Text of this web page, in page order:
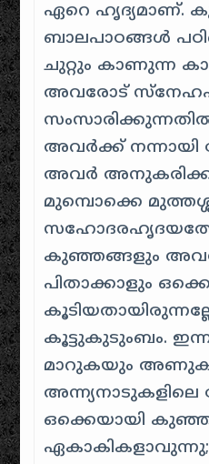
ഏറെ ഹൃദ്യമാണ്.
ബാലപാഠങ്ങൾ
ചുറ്റും കാണുന്ന
അവരോട്
അവർക്ക് നന്നായി
അവർ
മുമ്പൊക്കെ
കുഞ്ഞങ്ങളും
പിതാക്കാളും ഒക്കെ
കൂട്ടുകുടുംബം.
മാറുകയും
ഒക്കെയായി